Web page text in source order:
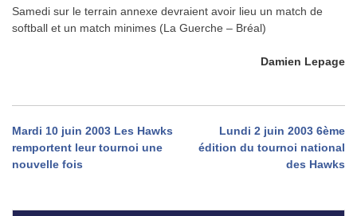
Samedi sur le terrain annexe devraient avoir lieu un match de
softball et un match minimes (La Guerche – Bréal)
Damien Lepage
Navigation
de
Mardi 10 juin 2003 Les Hawks
remportent leur tournoi une
nouvelle fois
Lundi 2 juin 2003 6ème
édition du tournoi national
des Hawks